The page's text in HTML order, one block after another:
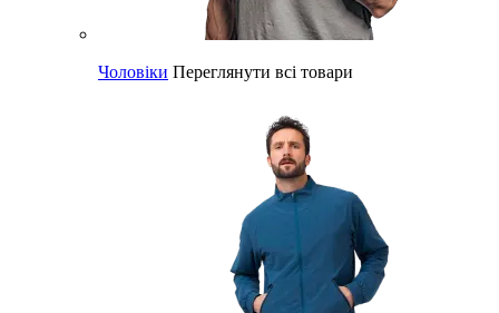
Чоловіки Переглянути всі товари